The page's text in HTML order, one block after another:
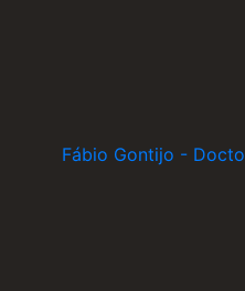
Fábio Gontijo -